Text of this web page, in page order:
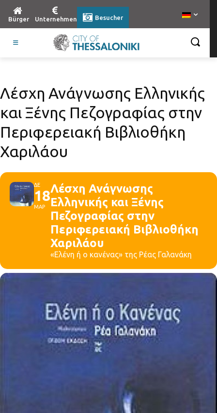
Bürger Unternehmen Besucher
Λέσχη Ανάγνωσης Ελληνικής
και Ξένης Πεζογραφίας στην
Περιφερειακή Βιβλιοθήκη
Χαριλάου
ΔΕ
18
ΜΑΡ
Λέσχη Ανάγνωσης
Ελληνικής και Ξένης
Πεζογραφίας στην
Περιφερειακή Βιβλιοθήκη
Χαριλάου
«Ελένη ή ο κανένας» της Ρέας Γαλανάκη